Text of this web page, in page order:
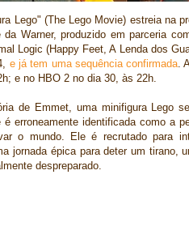
Lego" (The Lego Movie) estreia na
Warner, produzido em parceria
Logic (Happy Feet, A Lenda dos
e já tem uma sequência confirmada .
e no HBO 2 no dia 30, às 22h.
de Emmet, uma minifigura Lego
erroneamente identificada como a
o mundo. Ele é recrutado para
jornada épica para deter um tirano,
despreparado.